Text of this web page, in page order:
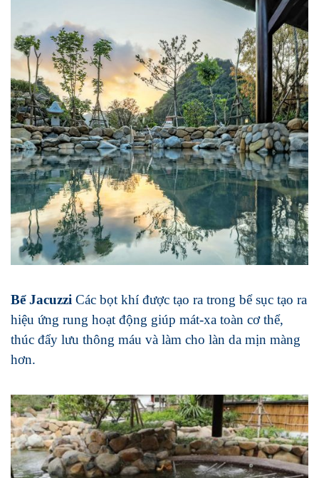
Bể Jacuzzi Các bọt khí được tạo ra trong bể sục tạo ra
hiệu ứng rung hoạt động giúp mát-xa toàn cơ thể,
thúc đẩy lưu thông máu và làm cho làn da mịn màng
hơn.